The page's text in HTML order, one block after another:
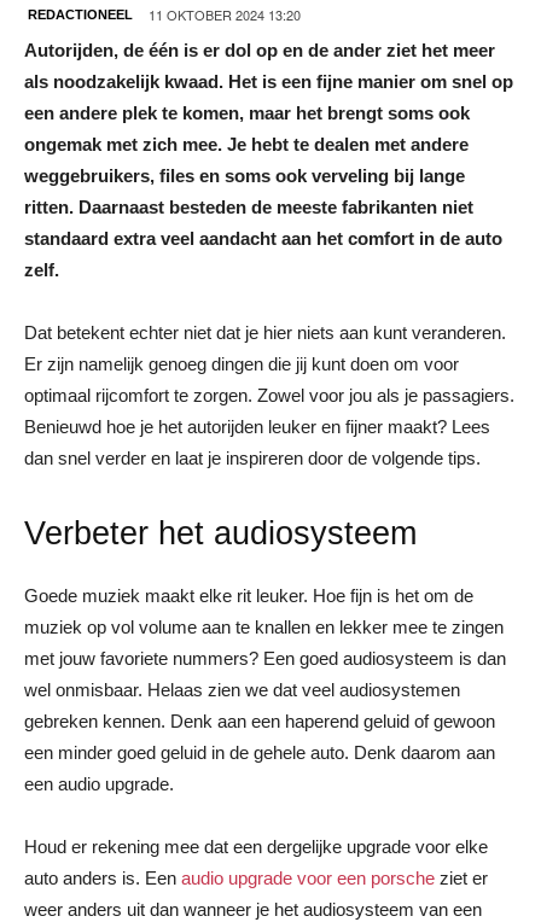
REDACTIONEEL 11 OKTOBER 2024 13:20
Autorijden, de één is er dol op en de ander ziet het meer
als noodzakelijk kwaad. Het is een fijne manier om snel op
een andere plek te komen, maar het brengt soms ook
ongemak met zich mee. Je hebt te dealen met andere
weggebruikers, files en soms ook verveling bij lange
ritten. Daarnaast besteden de meeste fabrikanten niet
standaard extra veel aandacht aan het comfort in de auto
zelf.
Dat betekent echter niet dat je hier niets aan kunt veranderen.
Er zijn namelijk genoeg dingen die jij kunt doen om voor
optimaal rijcomfort te zorgen. Zowel voor jou als je passagiers.
Benieuwd hoe je het autorijden leuker en fijner maakt? Lees
dan snel verder en laat je inspireren door de volgende tips.
Verbeter het audiosysteem
Goede muziek maakt elke rit leuker. Hoe fijn is het om de
muziek op vol volume aan te knallen en lekker mee te zingen
met jouw favoriete nummers? Een goed audiosysteem is dan
wel onmisbaar. Helaas zien we dat veel audiosystemen
gebreken kennen. Denk aan een haperend geluid of gewoon
een minder goed geluid in de gehele auto. Denk daarom aan
een audio upgrade.
Houd er rekening mee dat een dergelijke upgrade voor elke
auto anders is. Een audio upgrade voor een porsche ziet er
weer anders uit dan wanneer je het audiosysteem van een